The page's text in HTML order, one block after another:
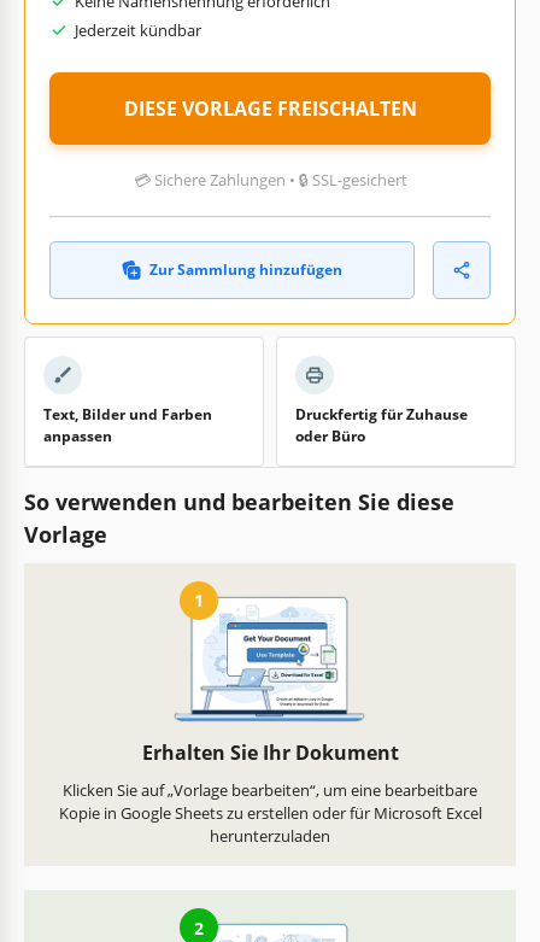
Jederzeit kündbar
DIESE VORLAGE FREISCHALTEN
💳 Sichere Zahlungen • 🔒 SSL-gesichert
Zur Sammlung hinzufügen
Text, Bilder und Farben
anpassen
Druckfertig für Zuhause
oder Büro
So verwenden und bearbeiten Sie diese
Vorlage
1
Erhalten Sie Ihr Dokument
Klicken Sie auf „Vorlage bearbeiten“, um eine bearbeitbare
Kopie in Google Sheets zu erstellen oder für Microsoft Excel
herunterzuladen
2